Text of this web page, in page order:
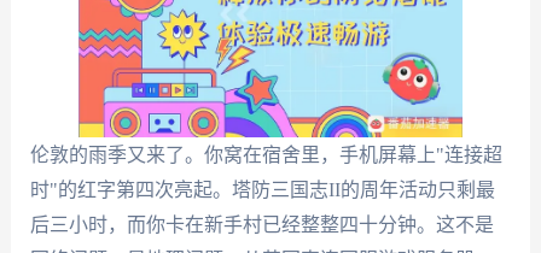
伦敦的雨季又来了。你窝在宿舍里，手机屏幕上"连接超
时"的红字第四次亮起。塔防三国志II的周年活动只剩最
后三小时，而你卡在新手村已经整整四十分钟。这不是